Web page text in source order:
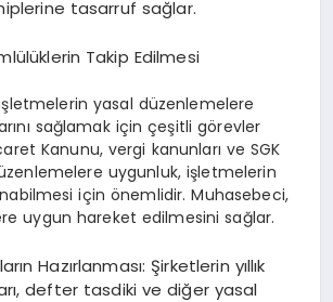
tasarruf sağlar.
Takip Edilmesi
yasal düzenlemelere
sağlamak için çeşitli görevler
Kanunu, vergi kanunları ve SGK
uygunluk, işletmelerin
için önemlidir. Muhasebeci,
uygun hareket edilmesini sağlar.
Hazırlanması: Şirketlerin yıllık
defter tasdiki ve diğer yasal